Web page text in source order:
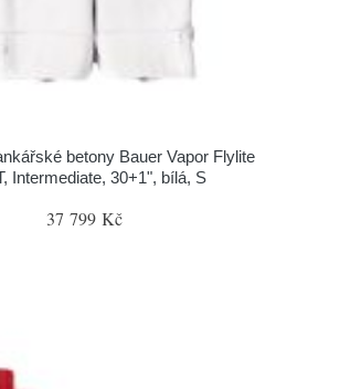
betony Bauer Vapor Flylite
Intermediate, 30+1", bílá, S
37 799 Kč